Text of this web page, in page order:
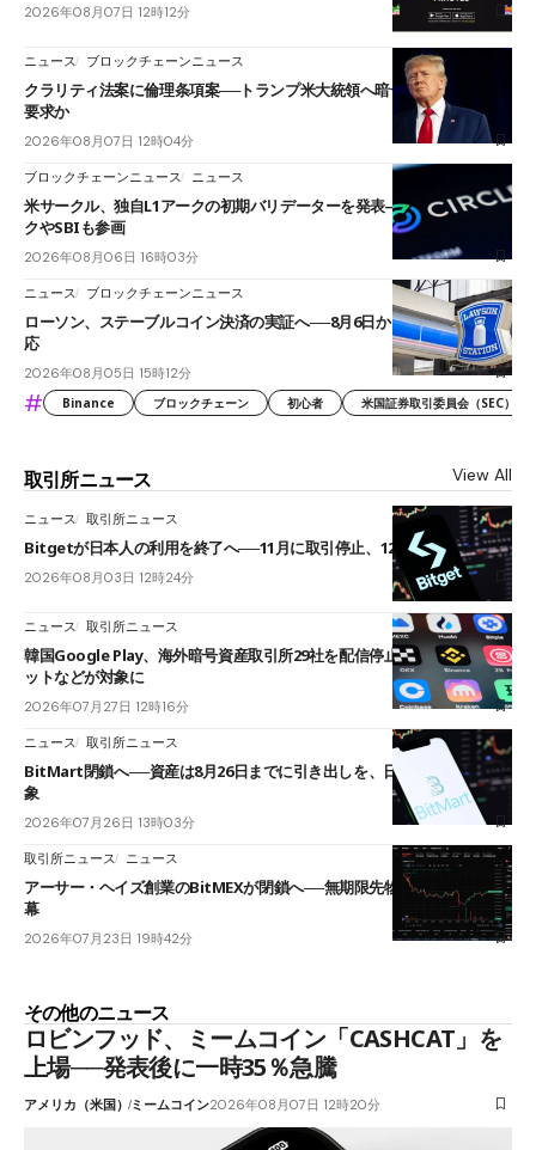
2026年08月07日 12時12分
ニュース ブロックチェーンニュース
クラリティ法案に倫理条項案──トランプ米大統領へ暗号資産事業の売却
要求か
2026年08月07日 12時04分
ブロックチェーンニュース ニュース
米サークル、独自L1アークの初期バリデーターを発表――ブラックロッ
クやSBIも参画
2026年08月06日 16時03分
ニュース ブロックチェーンニュース
ローソン、ステーブルコイン決済の実証へ──8月6日からJPYCやUSDC対
応
2026年08月05日 15時12分
# Binance ブロックチェーン 初心者 米国証券取引委員会（SEC）
取引所ニュース View All
ニュース 取引所ニュース
Bitgetが日本人の利用を終了へ──11月に取引停止、12月末に強制決済
2026年08月03日 12時24分
ニュース 取引所ニュース
韓国Google Play、海外暗号資産取引所29社を配信停止──OKXやバイビ
ットなどが対象に
2026年07月27日 12時16分
ニュース 取引所ニュース
BitMart閉鎖へ──資産は8月26日までに引き出しを、日本人利用者も対
象
2026年07月26日 13時03分
取引所ニュース ニュース
アーサー・ヘイズ創業のBitMEXが閉鎖へ──無期限先物を生んだ11年に
幕
2026年07月23日 19時42分
その他のニュース
ロビンフッド、ミームコイン「CASHCAT」を
上場──発表後に一時35％急騰
アメリカ（米国）ミームコイン2026年08月07日 12時20分